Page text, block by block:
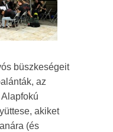
büszkeségeit
az
akiket
(és